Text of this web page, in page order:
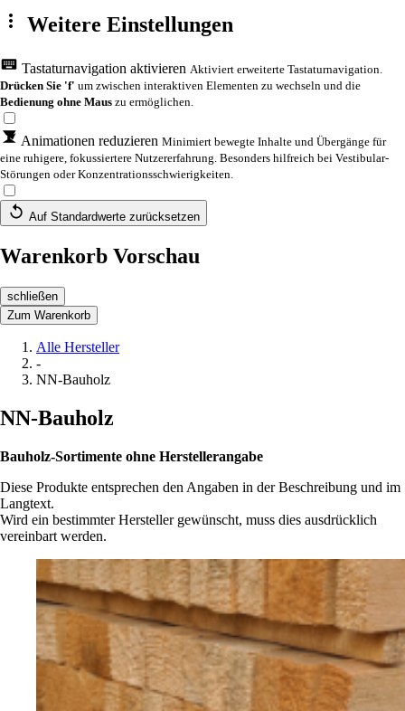
Weitere Einstellungen
Tastaturnavigation aktivieren Aktiviert erweiterte Tastaturnavigation.
Drücken Sie 'f' um zwischen interaktiven Elementen zu wechseln und die
Bedienung ohne Maus zu ermöglichen.
Animationen reduzieren Minimiert bewegte Inhalte und Übergänge für
eine ruhigere, fokussiertere Nutzererfahrung. Besonders hilfreich bei Vestibular-
Störungen oder Konzentrationsschwierigkeiten.
Auf Standardwerte zurücksetzen
Warenkorb Vorschau
schließen
Zum Warenkorb
Alle Hersteller
-
NN-Bauholz
NN-Bauholz
Bauholz-Sortimente ohne Herstellerangabe
Diese Produkte entsprechen den Angaben in der Beschreibung und im
Langtext.
Wird ein bestimmter Hersteller gewünscht, muss dies ausdrücklich
vereinbart werden.